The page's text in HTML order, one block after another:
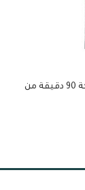
بخور اعواد انسام مكة 90 دقيقة من